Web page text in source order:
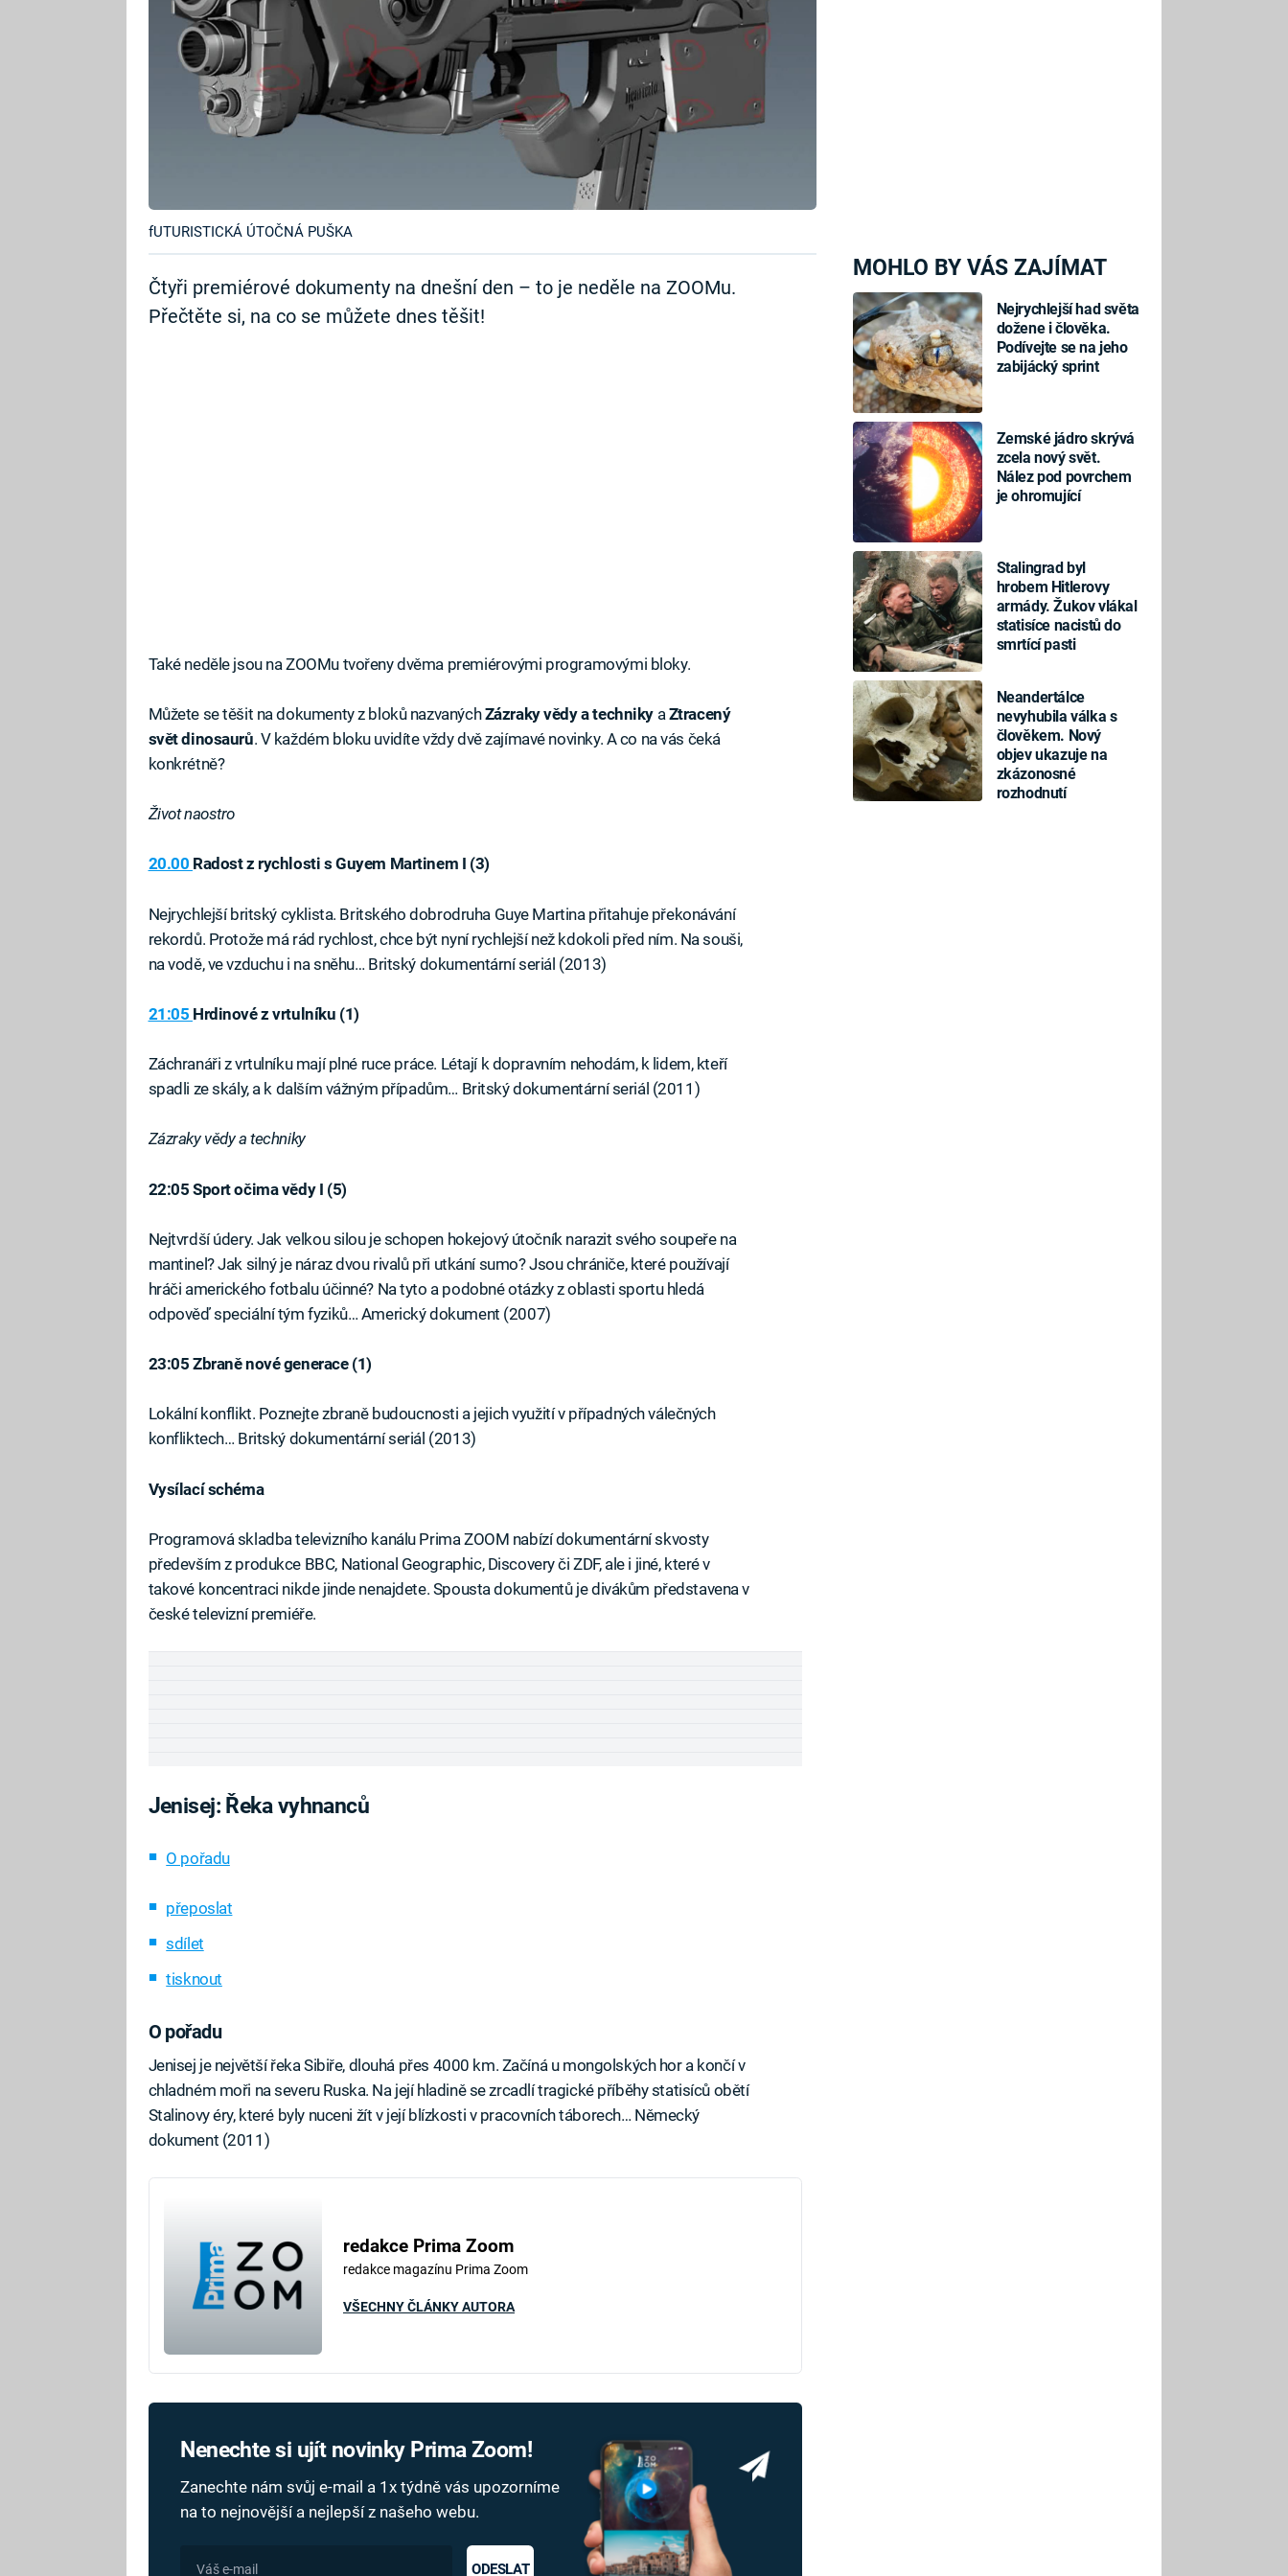
MOHLO BY VÁS ZAJÍMAT
Nejrychlejší had světa
dožene i člověka.
Podívejte se na jeho
zabijácký sprint
Zemské jádro skrývá
zcela nový svět.
Nález pod povrchem
je ohromující
Stalingrad byl
hrobem Hitlerovy
armády. Žukov vlákal
statisíce nacistů do
smrtící pasti
Neandertálce
nevyhubila válka s
člověkem. Nový
objev ukazuje na
zkázonosné
rozhodnutí
fUTURISTICKÁ ÚTOČNÁ PUŠKA
Čtyři premiérové dokumenty na dnešní den – to je neděle na ZOOMu.
Přečtěte si, na co se můžete dnes těšit!
Také neděle jsou na ZOOMu tvořeny dvěma premiérovými programovými bloky.
Můžete se těšit na dokumenty z bloků nazvanýchZázraky vědy a technikya Ztracený
svět dinosaurů. V každém bloku uvidíte vždy dvě zajímavé novinky. A co na vás čeká
konkrétně?
Život naostro
20.00 Radost z rychlosti s Guyem Martinem I (3)
Nejrychlejší britský cyklista. Britského dobrodruha Guye Martina přitahuje překonávání
rekordů. Protože má rád rychlost, chce být nyní rychlejší než kdokoli před ním. Na souši,
na vodě, ve vzduchu i na sněhu… Britský dokumentární seriál (2013)
21:05 Hrdinové z vrtulníku (1)
Záchranáři z vrtulníku mají plné ruce práce. Létají k dopravním nehodám, k lidem, kteří
spadli ze skály, a k dalším vážným případům… Britský dokumentární seriál (2011)
Zázraky vědy a techniky
22:05 Sport očima vědy I (5)
Nejtvrdší údery. Jak velkou silou je schopen hokejový útočník narazit svého soupeře na
mantinel? Jak silný je náraz dvou rivalů při utkání sumo? Jsou chrániče, které používají
hráči amerického fotbalu účinné? Na tyto a podobné otázky z oblasti sportu hledá
odpověď speciální tým fyziků… Americký dokument (2007)
23:05 Zbraně nové generace (1)
Lokální konflikt. Poznejte zbraně budoucnosti a jejich využití v případných válečných
konfliktech… Britský dokumentární seriál (2013)
Vysílací schéma
Programová skladba televizního kanálu Prima ZOOM nabízí dokumentární skvosty
především z produkce BBC, National Geographic, Discovery či ZDF, ale i jiné, které v
takové koncentraci nikde jinde nenajdete. Spousta dokumentů je divákům představena v
české televizní premiéře.
Jenisej: Řeka vyhnanců
O pořadu
přeposlat
sdílet
tisknout
O pořadu
Jenisej je největší řeka Sibiře, dlouhá přes 4000 km. Začíná u mongolských hor a končí v
chladném moři na severu Ruska. Na její hladině se zrcadlí tragické příběhy statisíců obětí
Stalinovy éry, které byly nuceni žít v její blízkosti v pracovních táborech… Německý
dokument (2011)
redakce Prima Zoom
redakce magazínu Prima Zoom
VŠECHNY ČLÁNKY AUTORA
Nenechte si ujít novinky Prima Zoom!
Zanechte nám svůj e-mail a 1x týdně vás upozorníme
na to nejnovější a nejlepší z našeho webu.
ODESLAT